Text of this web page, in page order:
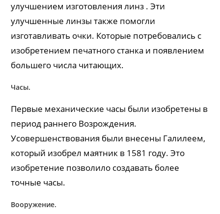
улучшением изготовления линз . Эти
улучшенные линзы также помогли
изготавливать очки. Которые потребовались с
изобретением печатного станка и появлением
большего числа читающих.
Часы.
Первые механические часы были изобретены в
период раннего Возрождения.
Усовершенствования были внесены Галилеем,
который изобрел маятник в 1581 году. Это
изобретение позволило создавать более
точные часы.
Вооружение.